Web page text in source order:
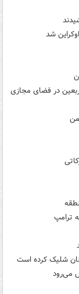
شد
در فضای مجازی
ترامپ
می‌رود